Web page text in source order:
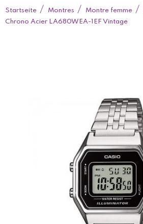
Startseite Montres Montre femme
Chrono Acier LA680WEA-1EF Vintage